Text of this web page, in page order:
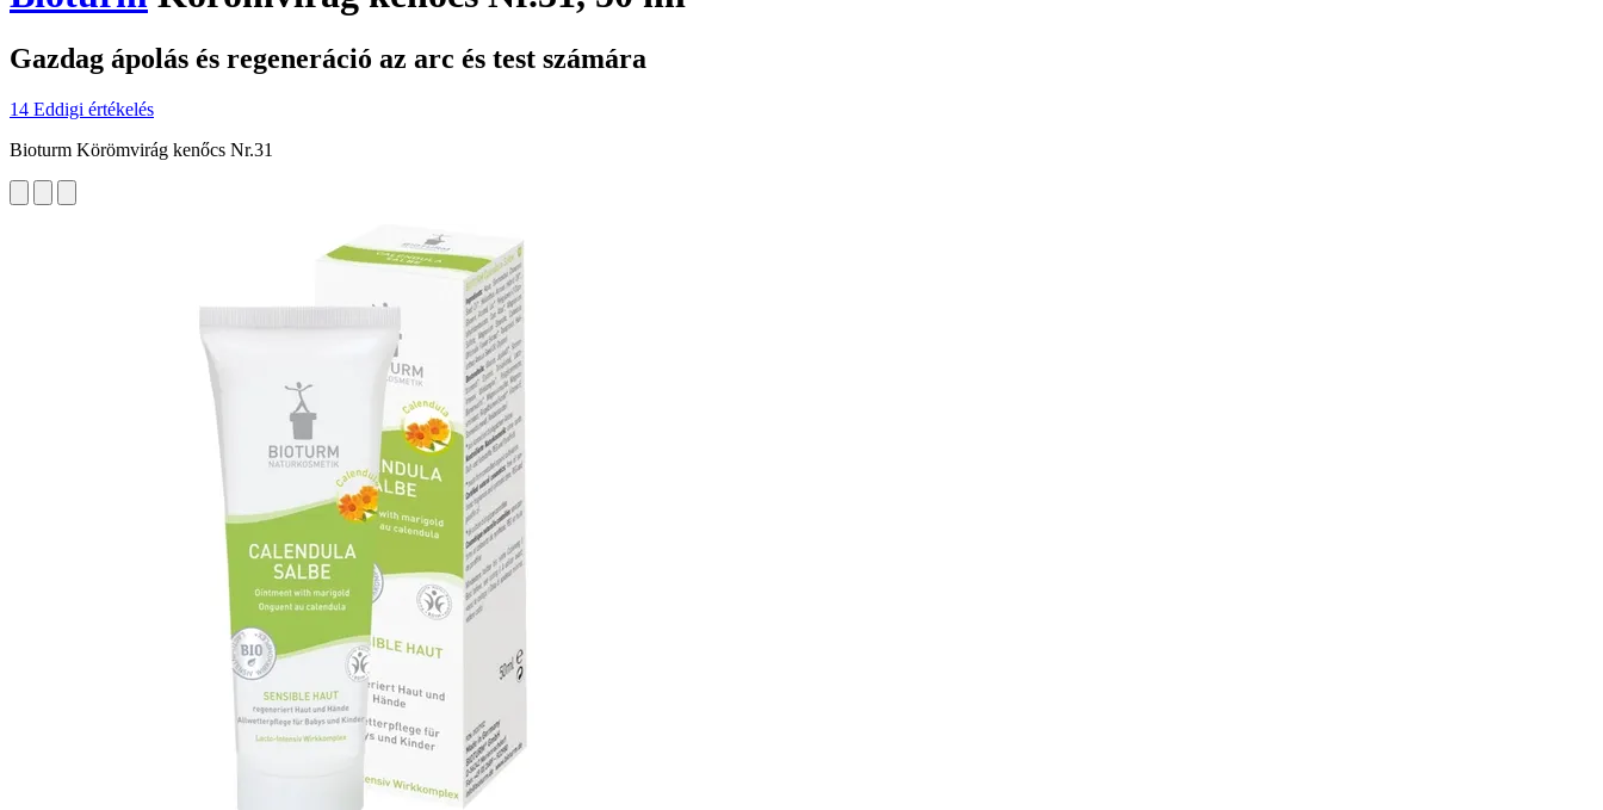
Gazdag ápolás és regeneráció az arc és test számára
14 Eddigi értékelés
Bioturm Körömvirág kenőcs Nr.31